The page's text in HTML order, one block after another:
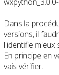
Dans la
versions, il
l'identifie mieux
En principe en
vais vérifier.